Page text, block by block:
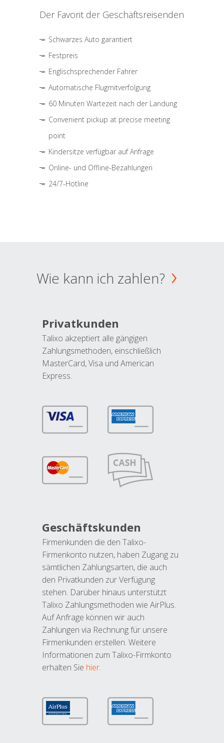
Der Favorit der Geschäftsreisenden
Schwarzes Auto garantiert
Festpreis
Englischsprechender Fahrer
Automatische Flugmitverfolgung
60 Minuten Wartezeit nach der Landung
Convenient pickup at precise meeting
point
Kindersitze verfügbar auf Anfrage
Online- und Offline-Bezahlungen
24/7-Hotline
Wie kann ich zahlen?
Privatkunden
Talixo akzeptiert alle gängigen
Zahlungsmethoden, einschließlich
MasterCard, Visa und American
Express.
Geschäftskunden
Firmenkunden die den Talixo-
Firmenkonto nutzen, haben Zugang zu
sämtlichen Zahlungsarten, die auch
den Privatkunden zur Verfügung
stehen. Darüber hinaus unterstützt
Talixo Zahlungsmethoden wie AirPlus.
Auf Anfrage können wir auch
Zahlungen via Rechnung für unsere
Firmenkunden erstellen. Weitere
Informationen zum Talixo-Firmkonto
erhalten Sie hier.